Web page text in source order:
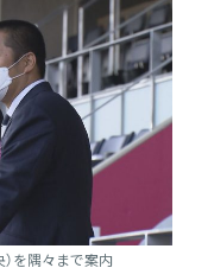
）を隅々まで案内